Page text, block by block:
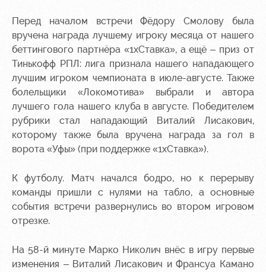
Перед началом встречи Фёдору Смолову была
вручена награда лучшему игроку месяца от нашего
беттингового партнёра «1xСтавка», а ещё – приз от
Тинькофф РПЛ: лига признала нашего нападающего
лучшим игроком чемпионата в июле-августе. Также
болельщики «Локомотива» выбрали и автора
лучшего гола нашего клуба в августе. Победителем
рубрики стал нападающий Виталий Лисакович,
которому также была вручена награда за гол в
ворота «Уфы» (при поддержке «1хСтавка»).
К футболу. Матч начался бодро, но к перерыву
команды пришли с нулями на табло, а основные
события встречи развернулись во втором игровом
отрезке.
На 58-й минуте Марко Николич внёс в игру первые
изменения – Виталий Лисакович и Франсуа Камано